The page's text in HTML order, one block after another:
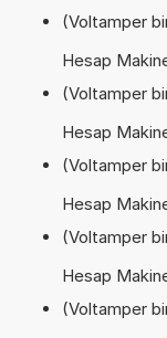
(Voltamper
Hesap
(Voltamper
Hesap
(Voltamper
Hesap
(Voltamper
Hesap
(Voltamper